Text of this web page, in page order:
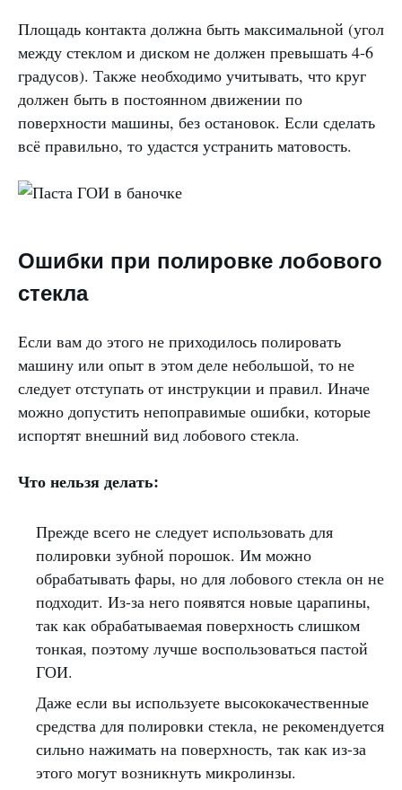
Площадь контакта должна быть максимальной (угол
между стеклом и диском не должен превышать 4-6
градусов). Также необходимо учитывать, что круг
должен быть в постоянном движении по
поверхности машины, без остановок. Если сделать
всё правильно, то удастся устранить матовость.
Ошибки при полировке лобового
стекла
Если вам до этого не приходилось полировать
машину или опыт в этом деле небольшой, то не
следует отступать от инструкции и правил. Иначе
можно допустить непоправимые ошибки, которые
испортят внешний вид лобового стекла.
Что нельзя делать:
Прежде всего не следует использовать для
полировки зубной порошок. Им можно
обрабатывать фары, но для лобового стекла он не
подходит. Из-за него появятся новые царапины,
так как обрабатываемая поверхность слишком
тонкая, поэтому лучше воспользоваться пастой
ГОИ.
Даже если вы используете высококачественные
средства для полировки стекла, не рекомендуется
сильно нажимать на поверхность, так как из-за
этого могут возникнуть микролинзы.